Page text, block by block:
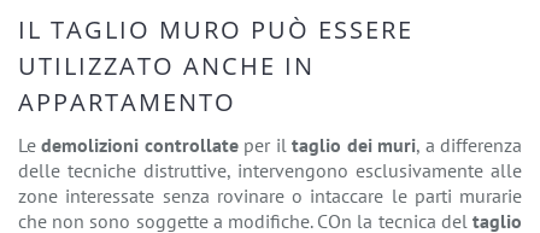
IL TAGLIO MURO PUÒ ESSERE
UTILIZZATO ANCHE IN
APPARTAMENTO
Ledemolizioni controllateper iltaglio dei muri, a differenza
delle tecniche distruttive, intervengono esclusivamente alle
zone interessate senza rovinare o intaccare le parti murarie
che non sono soggette a modifiche. COn la tecnica del taglio